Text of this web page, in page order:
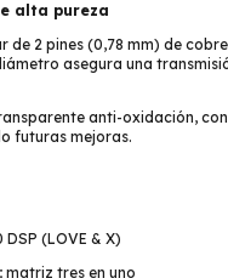
alta pureza
de 2 pines (0,78 mm) de
asegura una
anti-oxidación,
futuras mejoras.
(LOVE & X)
matriz tres en uno